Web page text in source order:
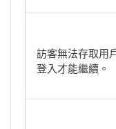
訪客無法存取用
登入才能繼續。